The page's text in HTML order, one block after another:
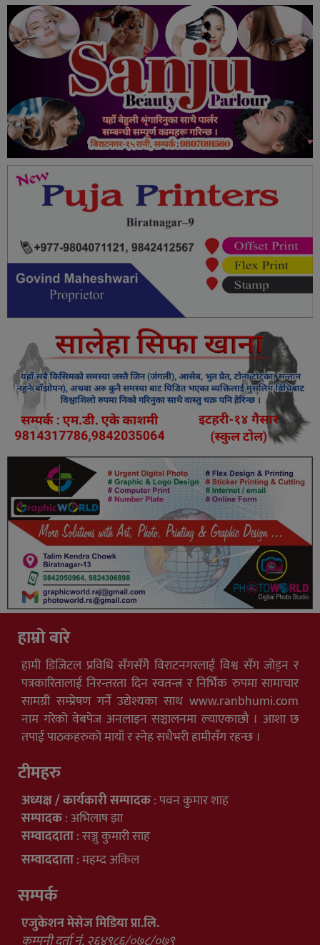
हाम्रो बारे
हामी डिजिटल प्रविधि सँगसँगै विराटनगरलाई विश्व सँग जोड्न र
पत्रकारितालाई निरन्तरता दिन स्वतन्त्र र निर्भिक रुपमा सामाचार
सामग्री सम्प्रेषण गर्ने उद्येश्यका साथ www.ranbhumi.com
नाम गरेको वेबपेज अनलाइन सञ्चालनमा ल्याएकाछौ । आशा छ
तपाई पाठकहरुको मायाँ र स्नेह सधैभरी हामीसँग रहन्छ ।
टीमहरु
अध्यक्ष / कार्यकारी सम्पादक: पवन कुमार शाह
सम्पादक: अभिलाष झा
सम्वाददाता: सञ्जु कुमारी साह
सम्वाददाता: महम्द अकिल
सम्पर्क
एजुकेशन मेसेज मिडिया प्रा.लि.